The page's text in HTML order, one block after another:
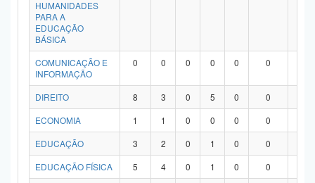
HUMANIDADES
PARA A
EDUCAÇÃO
BÁSICA
COMUNICAÇÃO E
INFORMAÇÃO
0 0 0 0 0 0
DIREITO 8 3 0 5 0 0
ECONOMIA
1 1 0 0 0 0
EDUCAÇÃO
3 2 0 1 0 0
EDUCAÇÃO FÍSICA
5 4 0 1 0 0